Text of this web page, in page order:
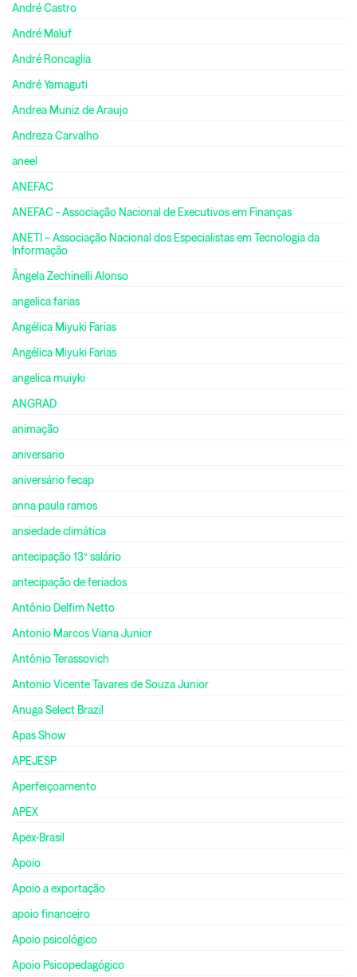
André Castro
André Maluf
André Roncaglia
André Yamaguti
Andrea Muniz de Araujo
Andreza Carvalho
aneel
ANEFAC
ANEFAC - Associação Nacional de Executivos em Finanças
ANETI – Associação Nacional dos Especialistas em Tecnologia da
Informação
Ângela Zechinelli Alonso
angelica farias
Angélica Miyuki Farias
Angélica Miyuki Farias
angelica muiyki
ANGRAD
animação
aniversario
aniversário fecap
anna paula ramos
ansiedade climática
antecipação 13º salário
antecipação de feriados
Antônio Delfim Netto
Antonio Marcos Viana Junior
Antônio Terassovich
Antonio Vicente Tavares de Souza Junior
Anuga Select Brazil
Apas Show
APEJESP
Aperfeiçoamento
APEX
Apex-Brasil
Apoio
Apoio a exportação
apoio financeiro
Apoio psicológico
Apoio Psicopedagógico